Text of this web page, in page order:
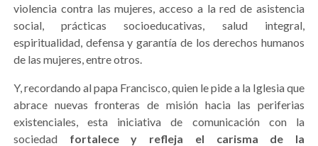
violencia contra las mujeres, acceso a la red de asistencia
social, prácticas socioeducativas, salud integral,
espiritualidad, defensa y garantía de los derechos humanos
de las mujeres, entre otros.
Y, recordando al papa Francisco, quien le pide a la Iglesia que
abrace nuevas fronteras de misión hacia las periferias
existenciales, esta iniciativa de comunicación con la
sociedad fortalece y refleja el carisma de la